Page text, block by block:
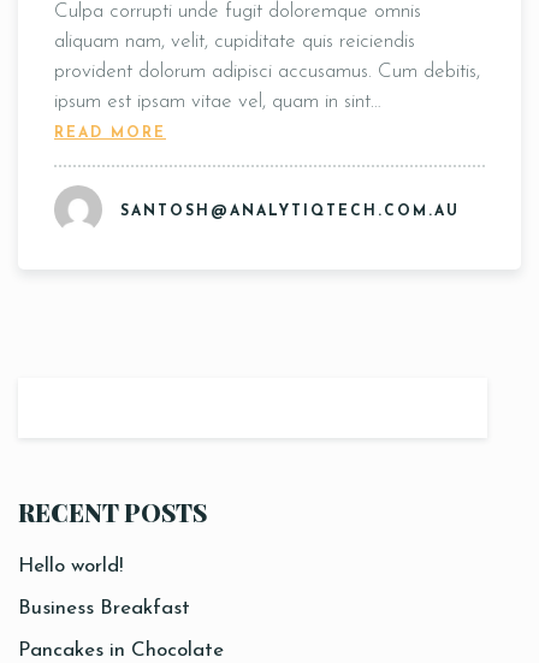
Culpa corrupti unde fugit doloremque omnis
aliquam nam, velit, cupiditate quis reiciendis
provident dolorum adipisci accusamus. Cum debitis,
ipsum est ipsam vitae vel, quam in sint…
READ MORE
SANTOSH@ANALYTIQTECH.COM.AU
RECENT POSTS
Hello world!
Business Breakfast
Pancakes in Chocolate